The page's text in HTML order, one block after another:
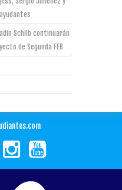
Schilb continuarán
de Segunda FEB